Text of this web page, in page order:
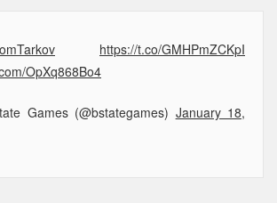
https://t.co/GMHPmZCKpI
OpXq868Bo4
Games (@bstategames) January 18,